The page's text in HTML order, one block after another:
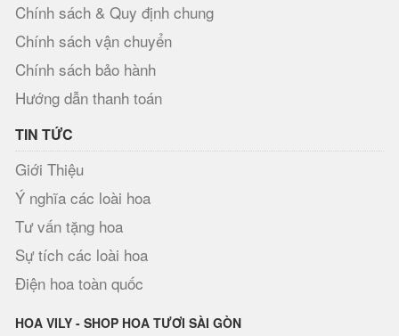
Chính sách & Quy định chung
Chính sách vận chuyển
Chính sách bảo hành
Hướng dẫn thanh toán
TIN TỨC
Giới Thiệu
Ý nghĩa các loài hoa
Tư vấn tặng hoa
Sự tích các loài hoa
Điện hoa toàn quốc
HOA VILY - SHOP HOA TƯƠI SÀI GÒN